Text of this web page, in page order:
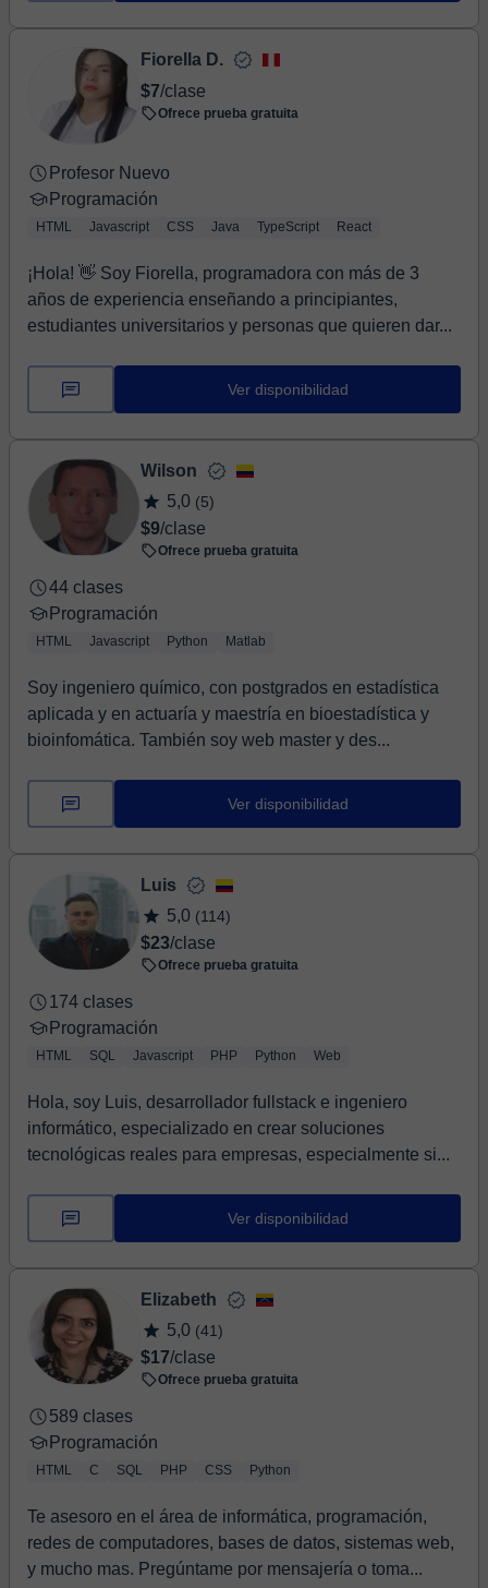
Fiorella D.
$7/clase
Ofrece prueba gratuita
Profesor Nuevo
Programación
HTML Javascript CSS Java TypeScript React
¡Hola! 👋 Soy Fiorella, programadora con más de 3
años de experiencia enseñando a principiantes,
estudiantes universitarios y personas que quieren dar...
Ver disponibilidad
Wilson
5,0 (5)
$9/clase
Ofrece prueba gratuita
44 clases
Programación
HTML Javascript Python Matlab
Soy ingeniero químico, con postgrados en estadística
aplicada y en actuaría y maestría en bioestadística y
bioinfomática. También soy web master y des...
Ver disponibilidad
Luis
5,0 (114)
$23/clase
Ofrece prueba gratuita
174 clases
Programación
HTML SQL Javascript PHP Python Web
Hola, soy Luis, desarrollador fullstack e ingeniero
informático, especializado en crear soluciones
tecnológicas reales para empresas, especialmente si...
Ver disponibilidad
Elizabeth
5,0 (41)
$17/clase
Ofrece prueba gratuita
589 clases
Programación
HTML C SQL PHP CSS Python
Te asesoro en el área de informática, programación,
redes de computadores, bases de datos, sistemas web,
y mucho mas. Pregúntame por mensajería o toma...